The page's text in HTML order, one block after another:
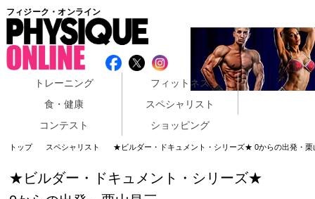
フィジーク・オンライン
トレーニング
フィットネス
食・健康
スペシャリスト
コンテスト
ショッピング
トップ スペシャリスト ★ビルダー・ドキュメント・シリーズ★ 0からの出発・栗
★ビルダー・ドキュメント・シリーズ★